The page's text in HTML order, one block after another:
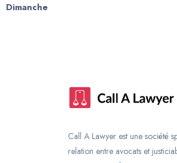
Dimanche
Call A Lawyer est une société
relation entre avocats et